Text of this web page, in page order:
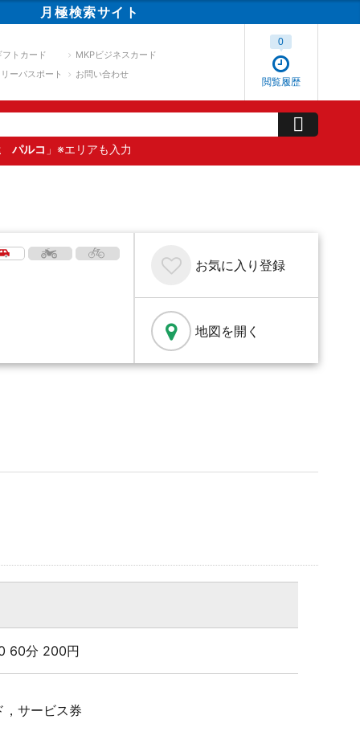
月極検索サイト
フトカード
MKPビジネスカード
ーパスポート
お問い合わせ
閲覧履歴
0
パルコ 」※エリアも入力
お気に入り 登録
地図を開く
60分 200円
サービス券